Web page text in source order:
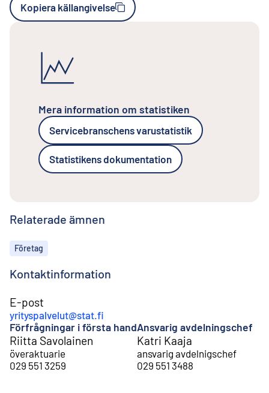
Kopiera källangivelse
Mera information om statistiken
Servicebranschens varustatistik
Statistikens dokumentation
Relaterade ämnen
Ämnen
Företag
Kontaktinformation
E-post
yrityspalvelut@stat.fi
Förfrågningar i första hand
Riitta Savolainen
överaktuarie
029 551 3259
Ansvarig avdelningschef
Katri Kaaja
ansvarig avdelnigschef
029 551 3488